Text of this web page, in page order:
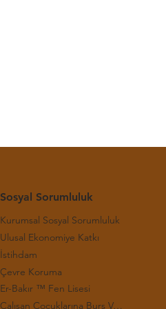
Sosyal Sorumluluk
Kurumsal Sosyal Sorumluluk
Ulusal Ekonomiye Katkı
İstihdam
Er-Bakır ™ Fen Lisesi
Çevre Koruma
Çalışan Çocuklarına Burs Verilmesi